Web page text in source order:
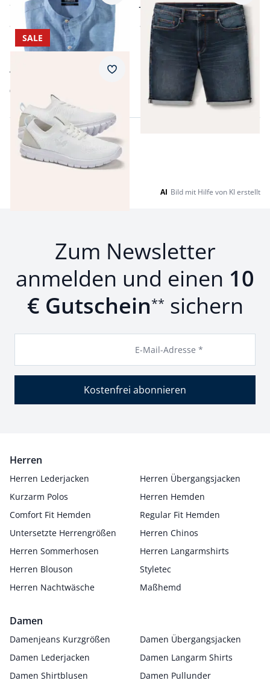
ab
€ 59,99
ab€ 69,99
SALE
Aktiv-Sneaker Ultraleicht
€ 49,99
Merkzettel
AI Bild mit Hilfe von KI erstellt
Zum Newsletter
anmelden und einen 10
€ Gutschein** sichern
E-Mail-Adresse *
Kostenfrei abonnieren
Herren
Herren Lederjacken
Herren Übergangsjacken
Kurzarm Polos
Herren Hemden
Comfort Fit Hemden
Regular Fit Hemden
Untersetzte Herrengrößen
Herren Chinos
Herren Sommerhosen
Herren Langarmshirts
Herren Blouson
Styletec
Herren Nachtwäsche
Maßhemd
Damen
Damenjeans Kurzgrößen
Damen Übergangsjacken
Damen Lederjacken
Damen Langarm Shirts
Damen Shirtblusen
Damen Pullunder